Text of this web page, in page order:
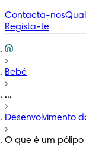
Contacta-nos
Regista-te
Bebé
...
Desenvolvimento
O que é um pólipo